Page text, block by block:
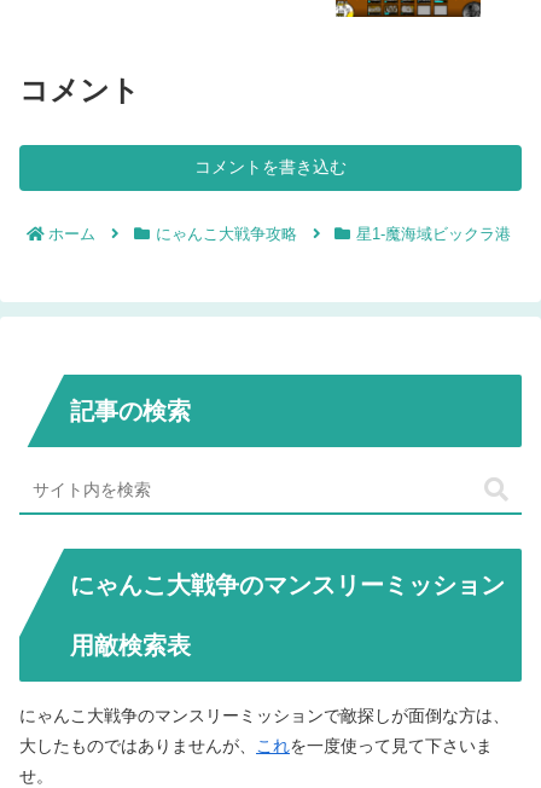
コメント
コメントを書き込む
ホーム にゃんこ大戦争攻略 星1-魔海域ビックラ港
記事の検索
にゃんこ大戦争のマンスリーミッション
用敵検索表
にゃんこ大戦争のマンスリーミッションで敵探しが面倒な方は、
大したものではありませんが、
これを一度使って見て下さいま
せ。